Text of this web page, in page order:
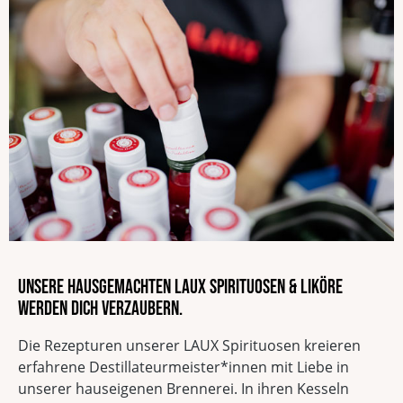
Deutschland
4260555950069
Alkoholgehalt
Unsere hausgemachten LAUX Spirituosen & Liköre
werden dich verzaubern.
Die Rezepturen unserer LAUX Spirituosen kreieren
erfahrene Destillateurmeister*innen mit Liebe in
unserer hauseigenen Brennerei. In ihren Kesseln